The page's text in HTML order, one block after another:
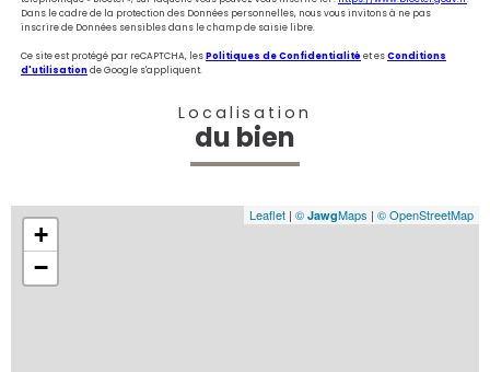
Dans le cadre de la protection des Données personnelles, nous vous invitons à ne pas
inscrire de Données sensibles dans le champ de saisie libre.
Ce site est protégé par reCAPTCHA, lesPolitiques de Confidentialitéet esConditions
d'utilisationde Google s'appliquent.
Localisation
du bien
+
−
Leaflet | © JawgMaps | © OpenStreetMap